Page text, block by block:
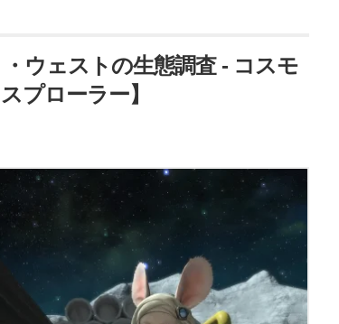
ウェストの生態調査 - コスモ
プローラー】